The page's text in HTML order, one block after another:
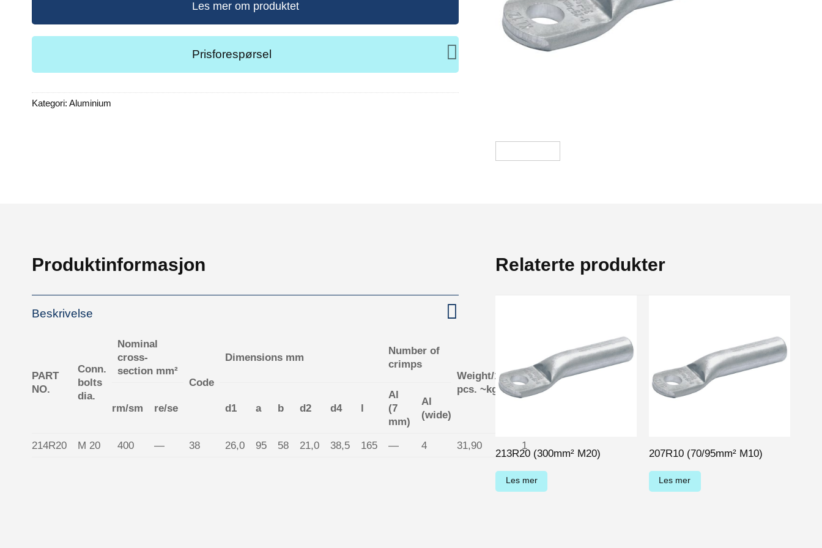
Les mer om produktet
Prisforespørsel
Kategori: Aluminium
Produktinformasjon
Beskrivelse
PART
NO.
Conn.
bolts
dia.
Nominal
cross-
section mm²
Code
Dimensions mm
Number of
crimps
Weight/100
pcs. ~kg
PU/pcs.
rm/sm re/se d1 a b d2 d4 l
Al
(7
mm)
Al
(wide)
214R20 M 20 400 — 38 26,0 95 58 21,0 38,5 165 — 4 31,90 1
Relaterte produkter
213R20 (300mm² M20)
Les mer
207R10 (70/95mm² M10)
Les mer